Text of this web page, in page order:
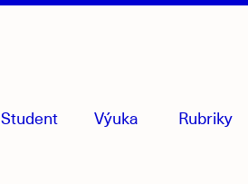
Student Výuka Rubriky